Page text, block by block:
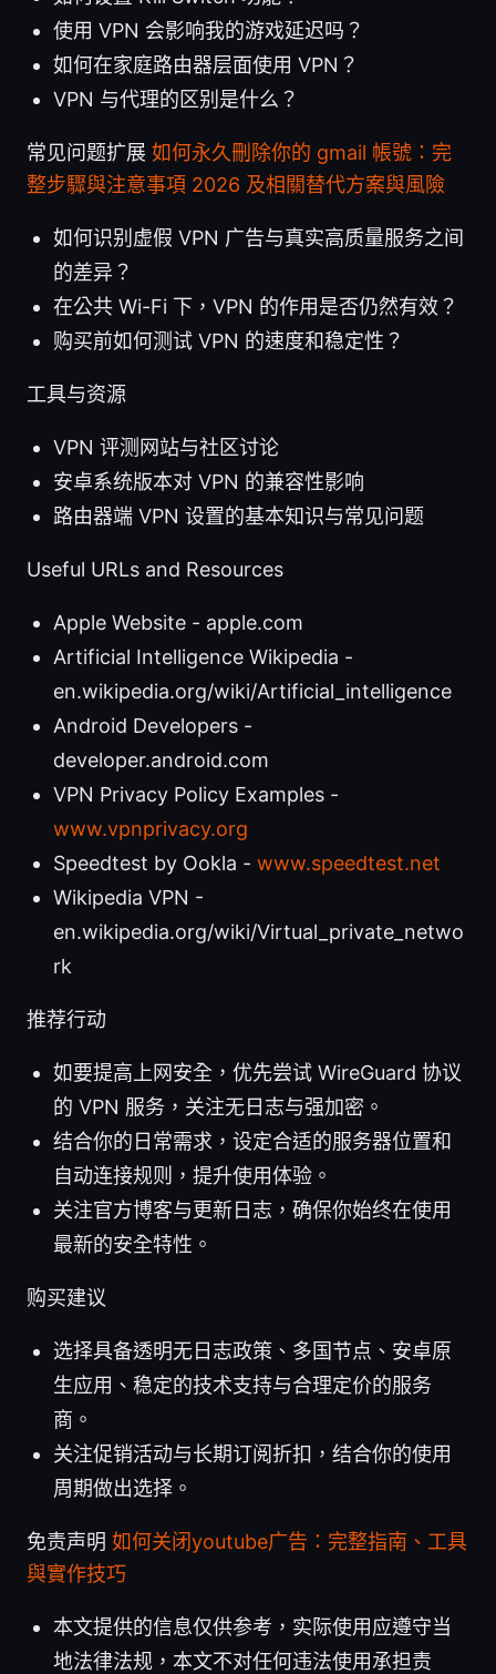
使用 VPN 会影响我的游戏延迟吗？
如何在家庭路由器层面使用 VPN？
VPN 与代理的区别是什么？
常见问题扩展 如何永久刪除你的 gmail 帳號：完
整步驟與注意事項 2026 及相關替代方案與風險
如何识别虚假 VPN 广告与真实高质量服务之间
的差异？
在公共 Wi-Fi 下，VPN 的作用是否仍然有效？
购买前如何测试 VPN 的速度和稳定性？
工具与资源
VPN 评测网站与社区讨论
安卓系统版本对 VPN 的兼容性影响
路由器端 VPN 设置的基本知识与常见问题
Useful URLs and Resources
Apple Website - apple.com
Artificial Intelligence Wikipedia -
en.wikipedia.org/wiki/Artificial_intelligence
Android Developers -
developer.android.com
VPN Privacy Policy Examples -
www.vpnprivacy.org
Speedtest by Ookla - www.speedtest.net
Wikipedia VPN -
en.wikipedia.org/wiki/Virtual_private_netwo
rk
推荐行动
如要提高上网安全，优先尝试 WireGuard 协议
的 VPN 服务，关注无日志与强加密。
结合你的日常需求，设定合适的服务器位置和
自动连接规则，提升使用体验。
关注官方博客与更新日志，确保你始终在使用
最新的安全特性。
购买建议
选择具备透明无日志政策、多国节点、安卓原
生应用、稳定的技术支持与合理定价的服务
商。
关注促销活动与长期订阅折扣，结合你的使用
周期做出选择。
免责声明 如何关闭youtube广告：完整指南、工具
與實作技巧
本文提供的信息仅供参考，实际使用应遵守当
地法律法规，本文不对任何违法使用承担责